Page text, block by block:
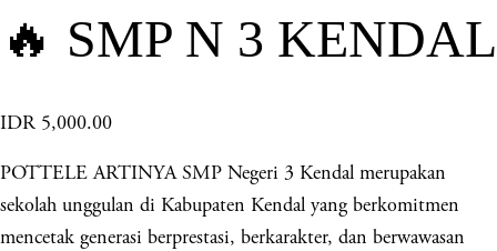
🔥 SMP N 3 KENDAL
IDR 5,000.00
POTTELE ARTINYA SMP Negeri 3 Kendal merupakan
sekolah unggulan di Kabupaten Kendal yang berkomitmen
mencetak generasi berprestasi, berkarakter, dan berwawasan